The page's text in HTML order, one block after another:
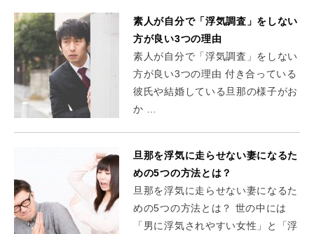
素人が自分で「浮気調査」をしない
方が良い3つの理由
素人が自分で「浮気調査」をしない
方が良い3つの理由 付き合っている
彼氏や結婚している旦那の様子がお
か …
旦那を浮気に走らせない妻になるた
めの5つの方法とは？
旦那を浮気に走らせない妻になるた
めの5つの方法とは？ 世の中には
「男に浮気されやすい女性」と「浮